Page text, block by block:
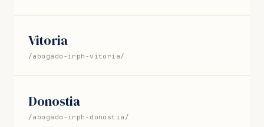
Vitoria
/abogado-irph-vitoria/
Donostia
/abogado-irph-donostia/